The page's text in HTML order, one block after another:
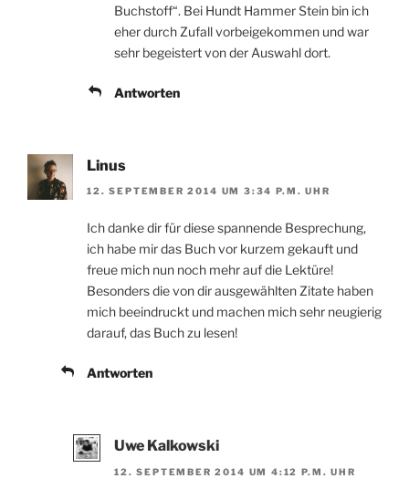
Buchstoff“. Bei Hundt Hammer Stein bin ich
eher durch Zufall vorbeigekommen und war
sehr begeistert von der Auswahl dort.
Antworten
Linus
12. SEPTEMBER 2014 UM 3:34 P.M. UHR
Ich danke dir für diese spannende Besprechung,
ich habe mir das Buch vor kurzem gekauft und
freue mich nun noch mehr auf die Lektüre!
Besonders die von dir ausgewählten Zitate haben
mich beeindruckt und machen mich sehr neugierig
darauf, das Buch zu lesen!
Antworten
Uwe Kalkowski
12. SEPTEMBER 2014 UM 4:12 P.M. UHR